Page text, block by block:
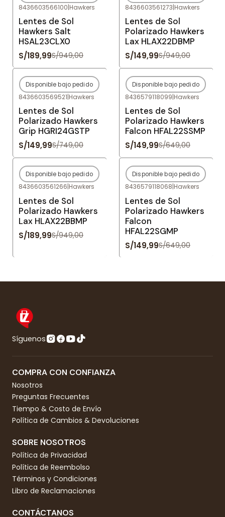
Agotado
8436603566100|Hawkers
Lentes de Sol
Hawkers Salt
HSAL23CLX0
S/189,99S/949,00
Agotado
8436603561273|Hawkers
Lentes de Sol
Polarizado Hawkers
Lax HLAX22DBMP
S/149,99S/949,00
-80%OFF
Agotado
Disponible bajo pedido
8436603569521|Hawkers
Lentes de Sol
Polarizado Hawkers
Grip HGRI24GSTP
S/149,99S/749,00
-77%OFF
Agotado
Disponible bajo pedido
8436579118099|Hawkers
Lentes de Sol
Polarizado Hawkers
Falcon HFAL22SSMP
S/149,99S/649,00
-80%OFF
Agotado
Disponible bajo pedido
8436603561266|Hawkers
Lentes de Sol
Polarizado Hawkers
Lax HLAX22BBMP
S/189,99S/949,00
-77%OFF
Agotado
Disponible bajo pedido
8436579118068|Hawkers
Lentes de Sol
Polarizado Hawkers
Falcon
HFAL22SGMP
S/149,99S/649,00
Síguenos
COMPRA CON CONFIANZA
Nosotros
Preguntas Frecuentes
Tiempo & Costo de Envío
Política de Cambios & Devoluciones
SOBRE NOSOTROS
Política de Privacidad
Política de Reembolso
Términos y Condiciones
Libro de Reclamaciones
CONTÁCTANOS